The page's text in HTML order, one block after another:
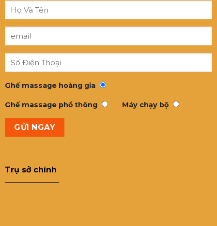
Ghế massage hoàng gia
Ghế massage phổ thông Máy chạy bộ
Trụ sở chính
———————